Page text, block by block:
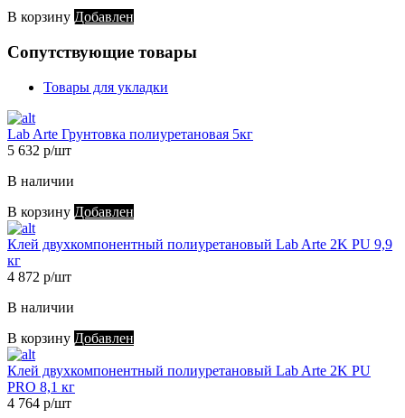
В корзину Добавлен
Сопутствующие товары
Товары для укладки
Lab Arte Грунтовка полиуретановая 5кг
5 632 р/шт
В наличии
В корзину Добавлен
Клей двухкомпонентный полиуретановый Lab Arte 2K PU 9,9
кг
4 872 р/шт
В наличии
В корзину Добавлен
Клей двухкомпонентный полиуретановый Lab Arte 2K PU
PRO 8,1 кг
4 764 р/шт